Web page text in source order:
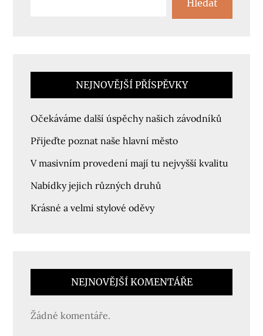
Hledat
NEJNOVĚJŠÍ PŘÍSPĚVKY
Očekáváme další úspěchy našich závodníků
Přijeďte poznat naše hlavní město
V masivním provedení mají tu nejvyšší kvalitu
Nabídky jejich různých druhů
Krásné a velmi stylové oděvy
NEJNOVĚJŠÍ KOMENTÁŘE
Žádné komentáře.